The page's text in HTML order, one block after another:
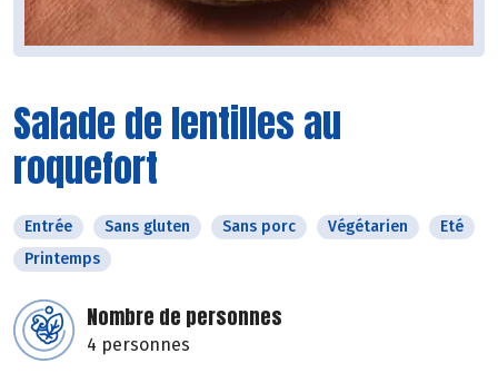
Salade de lentilles au
roquefort
Entrée Sans gluten Sans porc Végétarien
Eté
Printemps
Nombre de personnes
4 personnes